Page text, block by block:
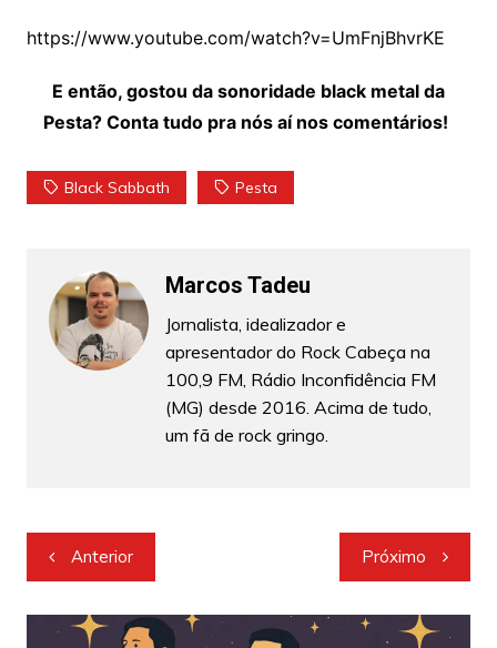
https://www.youtube.com/watch?v=UmFnjBhvrKE
E então, gostou da sonoridade black metal da
Pesta? Conta tudo pra nós aí nos comentários!
Black Sabbath Pesta
Marcos Tadeu
Jornalista, idealizador e
apresentador do Rock Cabeça na
100,9 FM, Rádio Inconfidência FM
(MG) desde 2016. Acima de tudo,
um fã de rock gringo.
Navegação
de
Post
Anterior Próximo